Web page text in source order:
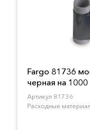
Fargo 81736
черная на
Артикул 81736
Расходные